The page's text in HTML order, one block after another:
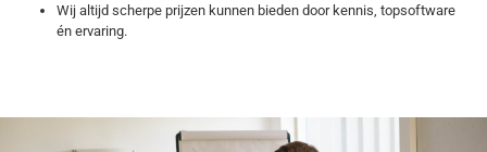
Wij altijd scherpe prijzen kunnen bieden door kennis, topsoftware
én ervaring.